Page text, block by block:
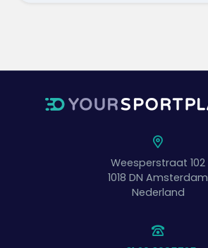
Weesperstraat 102
1018 DN Amsterdam
Nederland